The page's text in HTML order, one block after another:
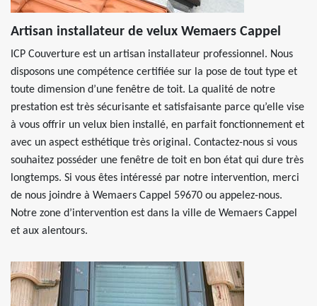
Artisan installateur de velux Wemaers Cappel
ICP Couverture est un artisan installateur professionnel. Nous
disposons une compétence certifiée sur la pose de tout type et
toute dimension d’une fenêtre de toit. La qualité de notre
prestation est très sécurisante et satisfaisante parce qu’elle vise
à vous offrir un velux bien installé, en parfait fonctionnement et
avec un aspect esthétique très original. Contactez-nous si vous
souhaitez posséder une fenêtre de toit en bon état qui dure très
longtemps. Si vous êtes intéressé par notre intervention, merci
de nous joindre à Wemaers Cappel 59670 ou appelez-nous.
Notre zone d’intervention est dans la ville de Wemaers Cappel
et aux alentours.